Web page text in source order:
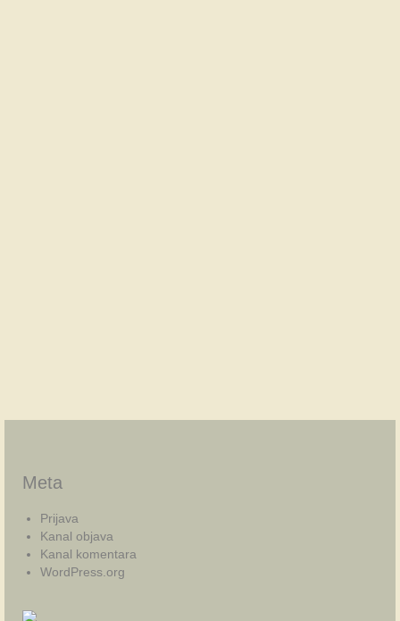
Meta
Prijava
Kanal objava
Kanal komentara
WordPress.org